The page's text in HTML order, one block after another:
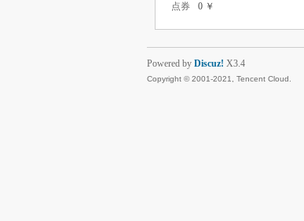
点券
0 ￥
Powered by Discuz! X3.4
Copyright © 2001-2021, Tencent Cloud.